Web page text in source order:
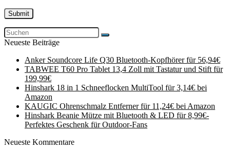
Neueste Beiträge
Anker Soundcore Life Q30 Bluetooth-Kopfhörer für 56,94€
TABWEE T60 Pro Tablet 13,4 Zoll mit Tastatur und Stift für
199,99€
Hinshark 18 in 1 Schneeflocken MultiTool für 3,14€ bei
Amazon
KAUGIC Ohrenschmalz Entferner für 11,24€ bei Amazon
Hinshark Beanie Mütze mit Bluetooth & LED für 8,99€-
Perfektes Geschenk für Outdoor-Fans
Neueste Kommentare